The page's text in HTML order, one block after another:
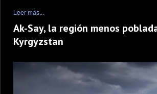
Leer más...
Ak-Say, la región menos
Kyrgyzstan